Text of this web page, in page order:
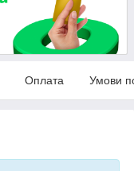
Оплата Умови